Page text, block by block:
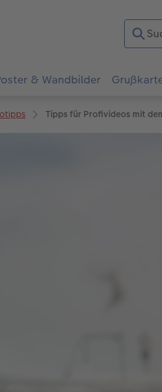
& Wandbilder
Tipps für Profivideos mit